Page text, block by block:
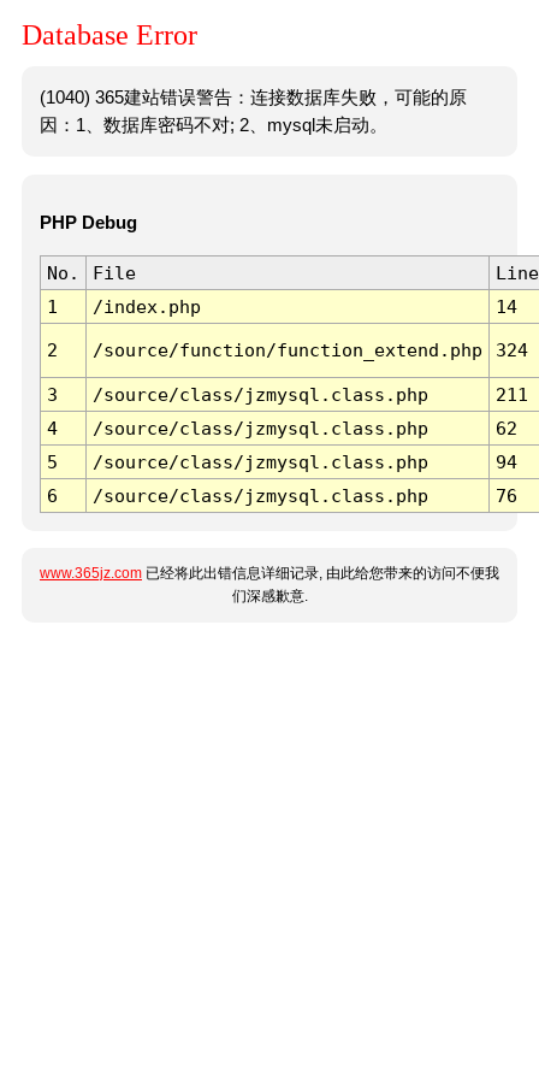
Database Error
(1040) 365建站错误警告：连接数据库失败，可能的原
因：1、数据库密码不对; 2、mysql未启动。
PHP Debug
No. File
Line
1
/index.php 14
2 /source/function/function_extend.php 324
3 /source/class/jzmysql.class.php
211
4
/source/class/jzmysql.class.php
62
5
/source/class/jzmysql.class.php
94
6
/source/class/jzmysql.class.php 76
www.365jz.com 已经将此出错信息详细记录, 由此给您带来的访问不便我
们深感歉意.